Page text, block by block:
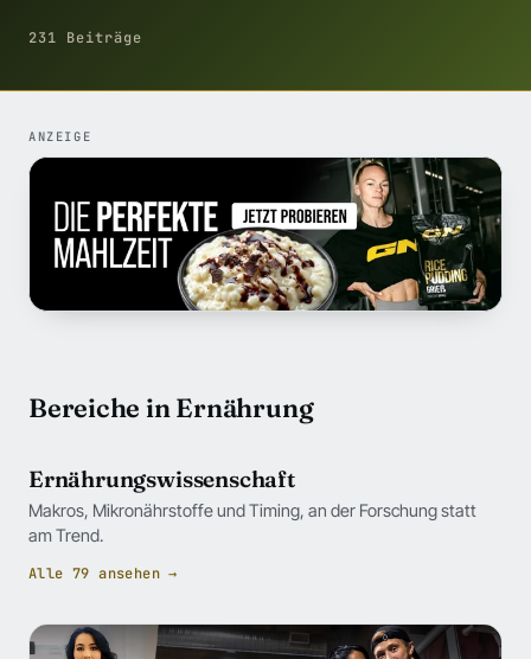
231 Beiträge
ANZEIGE
Bereiche in Ernährung
Ernährungswissenschaft
Makros, Mikronährstoffe und Timing, an der Forschung statt
am Trend.
Alle 79 ansehen →